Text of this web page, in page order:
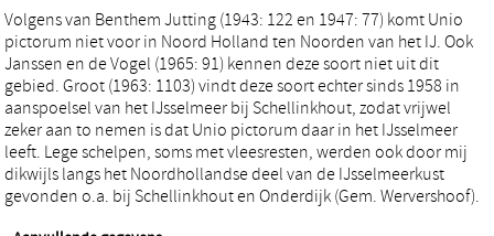
Volgens van Benthem Jutting (1943: 122 en 1947: 77) komt Unio
pictorum niet voor in Noord Holland ten Noorden van het IJ. Ook
Janssen en de Vogel (1965: 91) kennen deze soort niet uit dit
gebied. Groot (1963: 1103) vindt deze soort echter sinds 1958 in
aanspoelsel van het IJsselmeer bij Schellinkhout, zodat vrijwel
zeker aan to nemen is dat Unio pictorum daar in het IJsselmeer
leeft. Lege schelpen, soms met vleesresten, werden ook door mij
dikwijls langs het Noordhollandse deel van de IJsselmeerkust
gevonden o.a. bij Schellinkhout en Onderdijk (Gem. Wervershoof).